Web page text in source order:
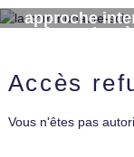
approche
enfants de 8
Accès
Vous n'êtes pas